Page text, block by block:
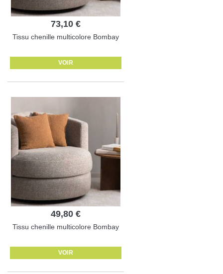
73,10 €
Tissu chenille multicolore Bombay
VOIR
49,80 €
Tissu chenille multicolore Bombay
VOIR